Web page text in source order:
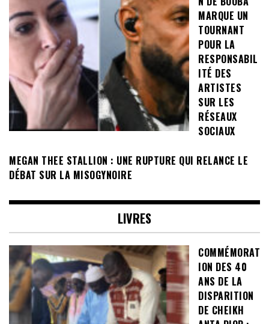
MARQUE UN
TOURNANT
POUR LA
RESPONSABIL
ITÉ DES
ARTISTES
SUR LES
RÉSEAUX
SOCIAUX
MEGAN THEE STALLION : UNE RUPTURE QUI RELANCE LE
DÉBAT SUR LA MISOGYNOIRE
LIVRES
COMMÉMORAT
ION DES 40
ANS DE LA
DISPARITION
DE CHEIKH